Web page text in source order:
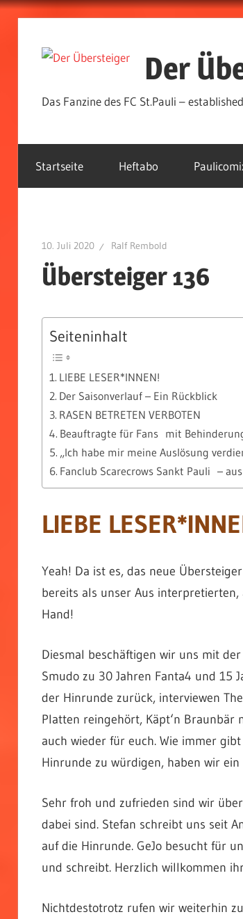
Inhalt
Der
Das Fanzine des FC St.Pauli –
Startseite Heftabo
10. Juli 2020 Ralf Rembold
Übersteiger 136
Seiteninhalt
LIEBE LESER*INNEN!
Der Saisonverlauf – Ein Rückblick
RASEN BETRETEN VERBOTEN
Beauftragte für Fans mit
„Ich habe mir meine Auslösung
Fanclub Scarecrows Sankt Pauli –
LIEBE
Yeah! Da ist es, das neue
bereits als unser Aus
Hand!
Diesmal beschäftigen wir uns mit
Smudo zu 30 Jahren Fanta4 und 15
der Hinrunde zurück, interviewen
Platten reingehört, Käpt‘n Braunbär
auch wieder für euch. Wie immer
Hinrunde zu würdigen, haben wir
Sehr froh und zufrieden sind wir
dabei sind. Stefan schreibt uns seit
auf die Hinrunde. GeJo besucht für
und schreibt. Herzlich willkommen
Nichtdestotrotz rufen wir weiterhin